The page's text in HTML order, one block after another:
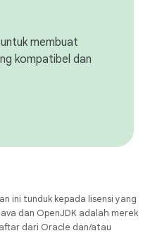
untuk membuat
kompatibel dan
ini tunduk kepada lisensi yang
dan OpenJDK adalah merek
dari Oracle dan/atau